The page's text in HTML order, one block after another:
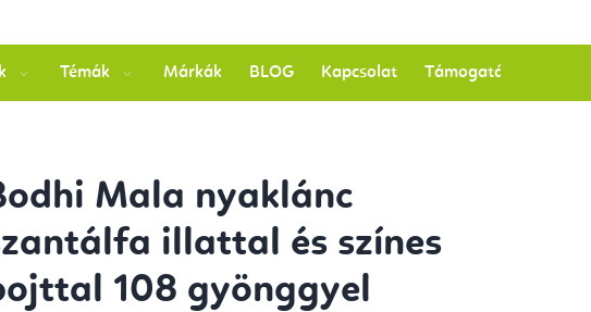
Témák Márkák BLOG Kapcsolat Támogatás
Mala nyaklánc
illattal és színes
108 gyönggyel